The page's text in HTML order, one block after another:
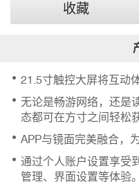
收藏
21.5寸触控大屏将互动
无论是畅游网络，还是
态都可在方寸之间轻松
APP与镜面完美融合，
通过个人账户设置享受
管理、界面设置等体验。